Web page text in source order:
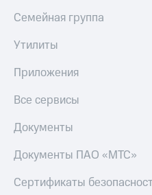
Семейная группа
Утилиты
Приложения
Все сервисы
Документы
Документы ПАО «МТС»
Сертификаты